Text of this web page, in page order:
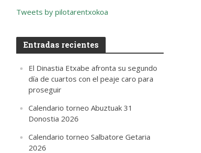
Tweets by pilotarentxokoa
Entradas recientes
El Dinastia Etxabe afronta su segundo
día de cuartos con el peaje caro para
proseguir
Calendario torneo Abuztuak 31
Donostia 2026
Calendario torneo Salbatore Getaria
2026